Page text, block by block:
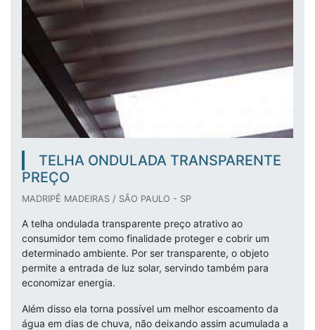
TELHA ONDULADA TRANSPARENTE
PREÇO
MADRIPÊ MADEIRAS / SÃO PAULO - SP
A telha ondulada transparente preço atrativo ao
consumidor tem como finalidade proteger e cobrir um
determinado ambiente. Por ser transparente, o objeto
permite a entrada de luz solar, servindo também para
economizar energia.
Além disso ela torna possível um melhor escoamento da
água em dias de chuva, não deixando assim acumulada a